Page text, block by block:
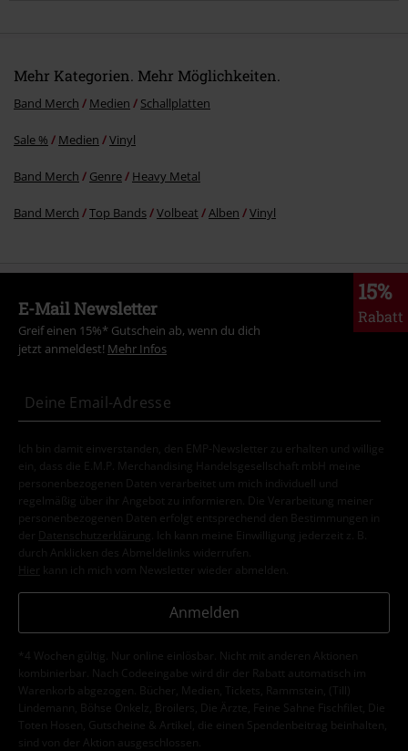
Mehr Kategorien. Mehr Möglichkeiten.
Band Merch Medien Schallplatten
Sale % Medien Vinyl
Band Merch Genre Heavy Metal
Band Merch Top Bands Volbeat Alben Vinyl
15%
Rabatt
E-Mail Newsletter
Greif einen 15%* Gutschein ab, wenn du dich
jetzt anmeldest! Mehr Infos
Ich bin damit einverstanden, den EMP-Newsletter zu erhalten und willige
ein, dass die E.M.P. Merchandising Handelsgesellschaft mbH meine
personenbezogenen Daten verarbeitet um mich individuell und
regelmäßig über ihr Angebot zu informieren. Die Verarbeitung meiner
personenbezogenen Daten erfolgt entsprechend den Bestimmungen in
der
Datenschutzerklärung
. Ich kann meine Einwilligung jederzeit z. B.
durch Anklicken des Abmeldelinks widerrufen.
Hier kann ich mich vom Newsletter wieder abmelden.
Anmelden
*4 Wochen gültig. Nur online einlösbar. Nicht mit anderen Aktionen
kombinierbar. Nach Codeeingabe wird dir der Rabatt automatisch im
Warenkorb abgezogen. Bücher, Medien, Tickets, Rammstein, (Till)
Lindemann, Böhse Onkelz, Broilers, Die Ärzte, Feine Sahne Fischfilet, Die
Toten Hosen, Gutscheine & Artikel, die einen Spendenbeitrag beinhalten,
sind von der Aktion ausgeschlossen.